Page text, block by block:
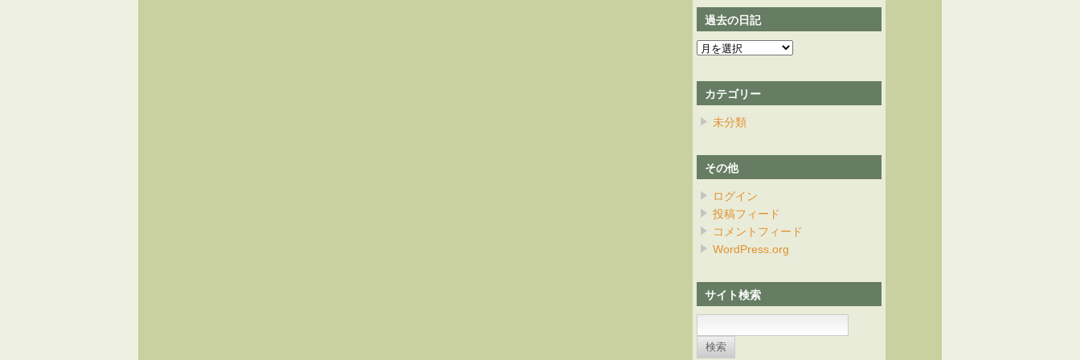
過去の日記
過
の
日
記
カテゴリー
未分類
その他
ログイン
投稿フィード
コメントフィード
WordPress.org
サイト検索
索: